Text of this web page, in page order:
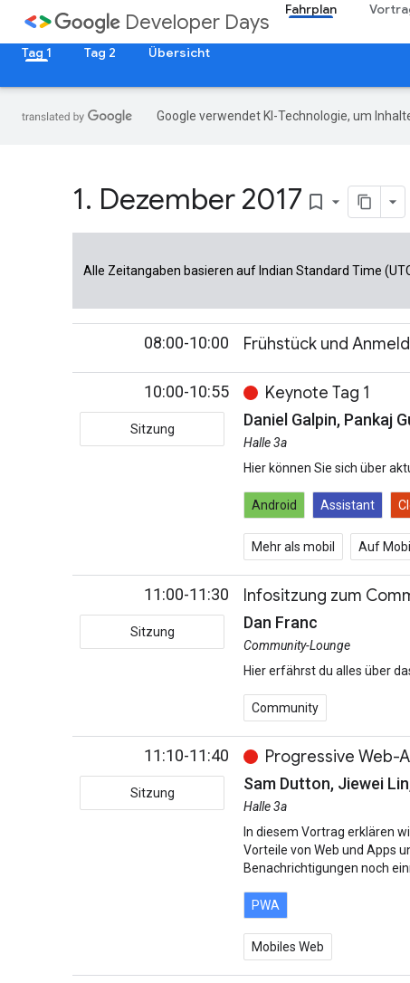
Developer Days
Fahrplan
Tag 1
Tag 2 Übersicht
Google verwendet KI-Technologie, um
1. Dezember 2017 bookmark_border
Alle Zeitangaben basieren auf Indian Standard Time
08:00-10:00 Frühstück und
10:00-10:55
Sitzung
Keynote Tag 1
Daniel Galpin, Pankaj
Halle 3a
Hier können Sie sich über
Android Assistant
Mehr als mobil Auf
11:00-11:30
Sitzung
Infositzung zum
Dan Franc
Community-Lounge
Hier erfährst du alles über
Community
11:10-11:40
Sitzung
Progressive Web-
Sam Dutton, Jiewei
Halle 3a
In diesem Vortrag erklären
Vorteile von Web und Apps
Benachrichtigungen noch
PWA
Mobiles Web